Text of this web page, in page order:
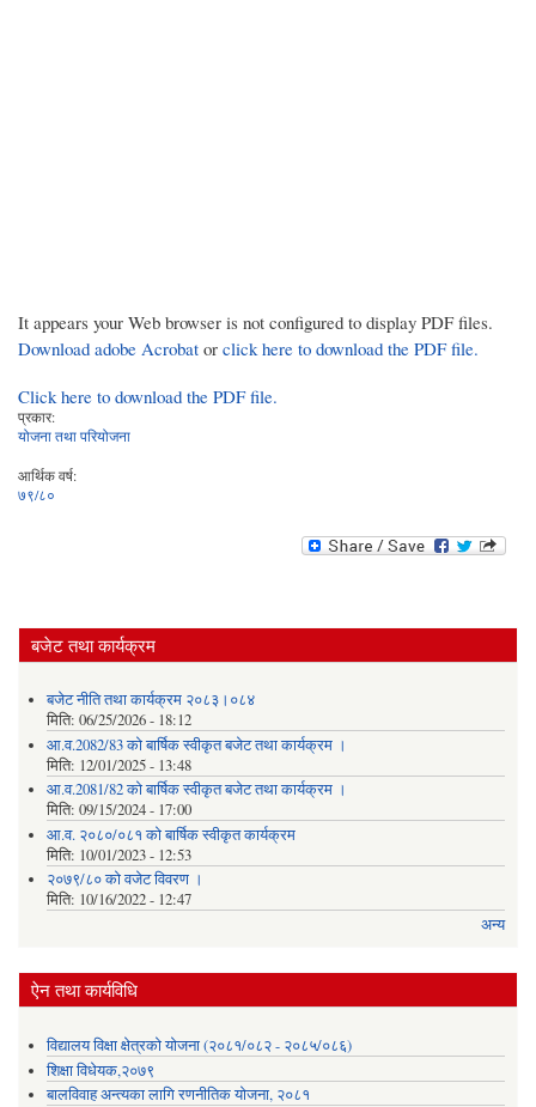
It appears your Web browser is not configured to display PDF files.
Download adobe Acrobat or click here to download the PDF file.
Click here to download the PDF file.
प्रकार:
योजना तथा परियोजना
आर्थिक वर्ष:
७९/८०
बजेट तथा कार्यक्रम
बजेट नीति तथा कार्यक्रम २०८३।०८४
मिति: 06/25/2026 - 18:12
आ.व.2082/83 को बार्षिक स्वीकृत बजेट तथा कार्यक्रम ।
मिति: 12/01/2025 - 13:48
आ.व.2081/82 को बार्षिक स्वीकृत बजेट तथा कार्यक्रम ।
मिति: 09/15/2024 - 17:00
आ.व. २०८०/०८१ को बार्षिक स्वीकृत कार्यक्रम
मिति: 10/01/2023 - 12:53
२०७९/८० को वजेट विवरण ।
मिति: 10/16/2022 - 12:47
अन्य
ऐन तथा कार्यविधि
विद्यालय विक्षा क्षेत्रको योजना (२०८१/०८२ - २०८५/०८६)
शिक्षा विधेयक,२०७९
बालविवाह अन्त्यका लागि रणनीतिक योजना, २०८१